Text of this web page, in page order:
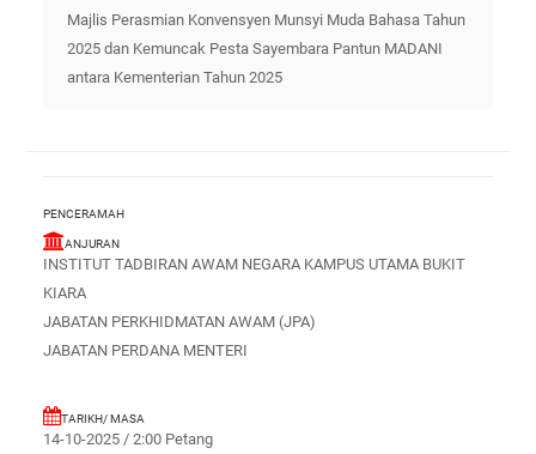
Majlis Perasmian Konvensyen Munsyi Muda Bahasa Tahun
2025 dan Kemuncak Pesta Sayembara Pantun MADANI
antara Kementerian Tahun 2025
PENCERAMAH
ANJURAN
INSTITUT TADBIRAN AWAM NEGARA KAMPUS UTAMA BUKIT
KIARA
JABATAN PERKHIDMATAN AWAM (JPA)
JABATAN PERDANA MENTERI
TARIKH/ MASA
14-10-2025 / 2:00 Petang